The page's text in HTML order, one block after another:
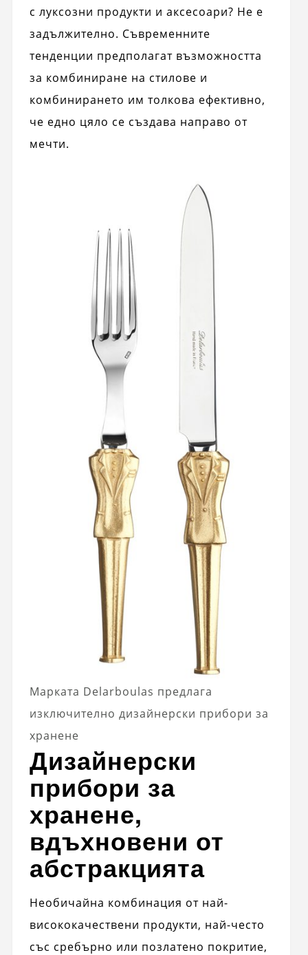
с луксозни продукти и аксесоари? Не е
задължително. Съвременните
тенденции предполагат възможността
за комбиниране на стилове и
комбинирането им толкова ефективно,
че едно цяло се създава направо от
мечти.
Марката Delarboulas предлага
изключително дизайнерски прибори за
хранене
Дизайнерски
прибори за
хранене,
вдъхновени от
абстракцията
Необичайна комбинация от най-
висококачествени продукти, най-често
със сребърно или позлатено покритие,